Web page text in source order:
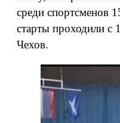
среди спортсменов
старты проходили с
Чехов.